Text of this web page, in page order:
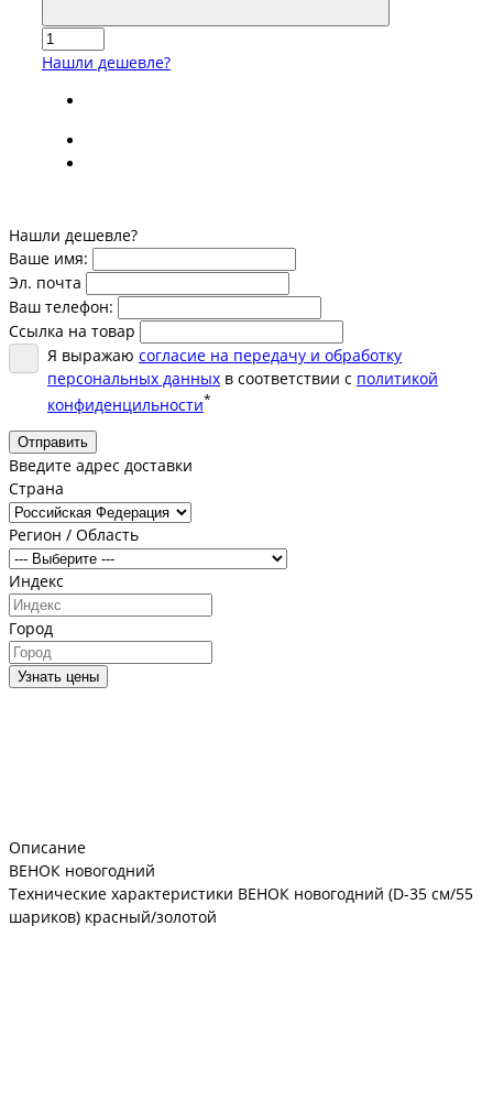
Нашли дешевле?
Нашли дешевле?
Ваше имя:
Эл. почта
Ваш телефон:
Ссылка на товар
Я выражаю согласие на передачу и обработку
персональных данных в соответствии с политикой
конфиденцильности*
Отправить
Введите адрес доставки
Страна
Регион / Область
Индекс
Город
Узнать цены
Описание
ВЕНОК новогодний
Технические характеристики ВЕНОК новогодний (D-35 см/55
шариков) красный/золотой